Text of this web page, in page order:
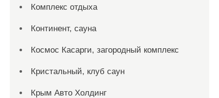
Комплекс отдыха
Континент, сауна
Космос Касарги, загородный комплекс
Кристальный, клуб саун
Крым Авто Холдинг